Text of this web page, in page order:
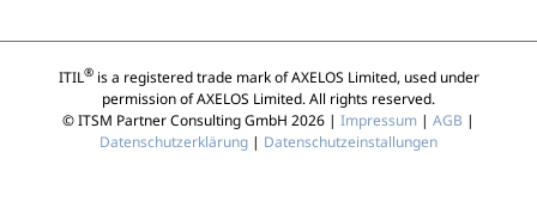
ITIL®is a registered trade mark of AXELOS Limited, used under
permission of AXELOS Limited. All rights reserved.
© ITSM Partner Consulting GmbH 2026 | Impressum | AGB |
Datenschutzerklärung | Datenschutzeinstallungen